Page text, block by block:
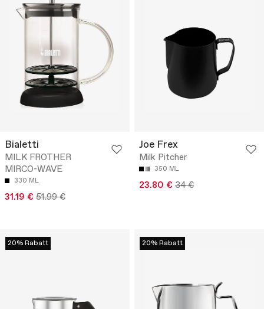
Bialetti
MILK FROTHER
MIRCO-WAVE
330 ML
31.19 € 51.99 €
Joe Frex
Milk Pitcher
350 ML
23.80 € 34 €
20% Rabatt 20% Rabatt